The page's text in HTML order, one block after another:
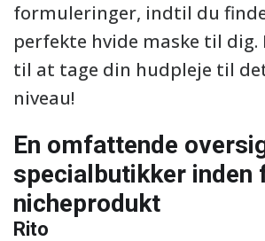
formuleringer, indtil du
perfekte hvide maske til dig.
til at tage din hudpleje til
niveau!
En omfattende
specialbutikker inden
nicheprodukt
Rito